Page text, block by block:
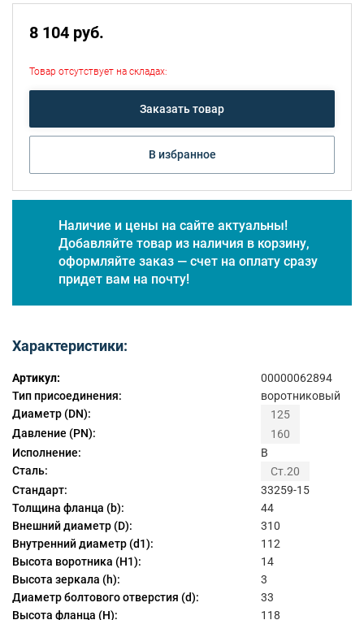
8 104 руб.
Товар отсутствует на складах:
Заказать товар
В избранное
Наличие и цены на сайте актуальны!
Добавляйте товар из наличия в корзину,
оформляйте заказ — счет на оплату сразу
придет вам на почту!
Характеристики:
Артикул:
00000062894
Тип присоединения:
воротниковый
Диаметр (DN):
125
Давление (PN):
160
Исполнение:
B
Сталь:
Ст.20
Стандарт:
33259-15
Толщина фланца (b):
44
Внешний диаметр (D):
310
Внутренний диаметр (d1):
112
Высота воротника (H1):
14
Высота зеркала (h):
3
Диаметр болтового отверстия (d):
33
Высота фланца (H):
118